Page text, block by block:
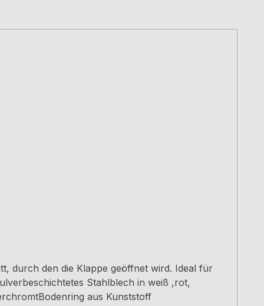
durch den die Klappe geöffnet wird. Ideal für
Stahlblech in weiß ,rot,
aus Kunststoff